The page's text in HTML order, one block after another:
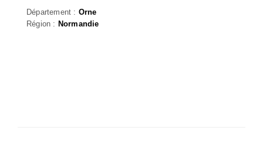
Département : Orne
Région : Normandie